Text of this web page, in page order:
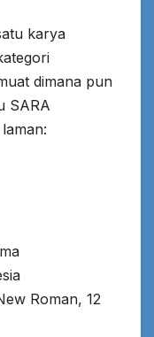
karya
dimana pun
SARA
Roman, 12